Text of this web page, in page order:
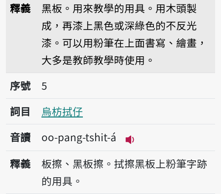
釋義
黑板。用來教學的用具。用木頭製
成，再漆上黑色或深綠色的不反光
漆。可以用粉筆在上面書寫、繪畫，
大多是教師教學時使用。
序號5烏枋拭仔
序號
5
詞目
烏枋拭仔
音讀
oo-pang-tshit-á
播放音讀oo-pang-
釋義
板擦、黑板擦。拭擦黑板上粉筆字跡
的用具。